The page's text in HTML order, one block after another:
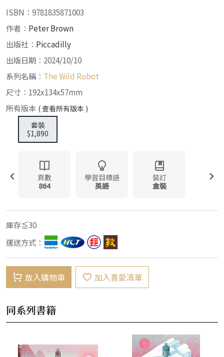
ISBN：9781835871003
作者： Peter Brown
出版社： Piccadilly
出版日期：2024/10/10
系列名稱： The Wild Robot
尺寸：192x134x57mm
所有版本 ( 查看所有版本 )
套裝
$1,890
頁數
864
學習目標語
英語
裝訂
盒裝
庫存≦30
運送方式：
放入購物車 加入喜愛清單
同系列書籍